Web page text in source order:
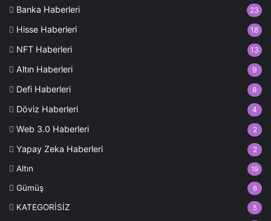
Banka Haberleri 23
Hisse Haberleri 18
NFT Haberleri 13
Altın Haberleri 9
Defi Haberleri 8
Döviz Haberleri 4
Web 3.0 Haberleri 2
Yapay Zeka Haberleri 2
Altın 19
Gümüş 6
KATEGORİSİZ 5